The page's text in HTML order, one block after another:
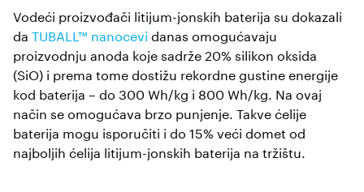
Vodeći proizvođači litijum-jonskih baterija su dokazali
da TUBALL™ nanocevi danas omogućavaju
proizvodnju anoda koje sadrže 20% silikon oksida
(SiO) i prema tome dostižu rekordne gustine energije
kod baterija – do 300 Wh/kg i 800 Wh/kg. Na ovaj
način se omogućava brzo punjenje. Takve ćelije
baterija mogu isporučiti i do 15% veći domet od
najboljih ćelija litijum-jonskih baterija na tržištu.